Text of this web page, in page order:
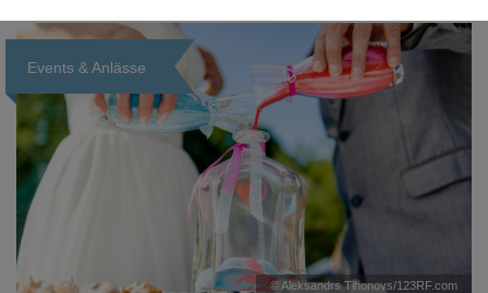
Events & Anlässe
© Aleksandrs Tihonovs/123RF.com